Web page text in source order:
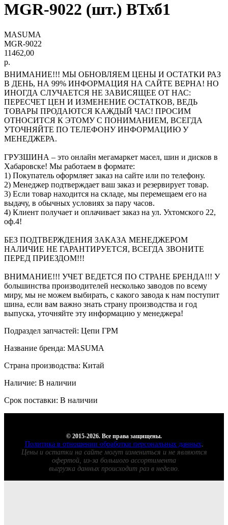
MGR-9022 (шт.) ВТхб1
MASUMA
MGR-9022
11462,00
р.
ВНИМАНИЕ!!! МЫ ОБНОВЛЯЕМ ЦЕНЫ И ОСТАТКИ РАЗ
В ДЕНЬ, НА 99% ИНФОРМАЦИЯ НА САЙТЕ ВЕРНА! НО
ИНОГДА СЛУЧАЕТСЯ НЕ ЗАВИСЯЩЕЕ ОТ НАС:
ПЕРЕСЧЕТ ЦЕН И ИЗМЕНЕНИЕ ОСТАТКОВ, ВЕДЬ
ТОВАРЫ ПРОДАЮТСЯ КАЖДЫЙ ЧАС! ПРОСИМ
ОТНОСИТСЯ К ЭТОМУ С ПОНИМАНИЕМ, ВСЕГДА
УТОЧНЯЙТЕ ПО ТЕЛЕФОНУ ИНФОРМАЦИЮ У
МЕНЕДЖЕРА.
ГРУЗШИНА – это онлайн мегамаркет масел, шин и дисков в
Хабаровске! Мы работаем в формате:
1) Покупатель оформляет заказ на сайте или по телефону.
2) Менеджер подтверждает ваш заказ и резервирует товар.
3) Если товар находится на складе, мы перемещаем его на
выдачу, в обычных условиях за пару часов.
4) Клиент получает и оплачивает заказ на ул. Ухтомского 22,
оф.4!
БЕЗ ПОДТВЕРЖДЕНИЯ ЗАКАЗА МЕНЕДЖЕРОМ
НАЛИЧИЕ НЕ ГАРАНТИРУЕТСЯ, ВСЕГДА ЗВОНИТЕ
ПЕРЕД ПРИЕЗДОМ!!!
ВНИМАНИЕ!!! УЧЕТ ВЕДЕТСЯ ПО СТРАНЕ БРЕНДА!!! У
большинства производителей несколько заводов по всему
миру, мы не можем выбирать, с какого завода к нам поступит
шина, если вам важно знать страну производства и год
выпуска, уточняйте эту информацию у менеджера!
Подраздел запчастей: Цепи ГРМ
Название бренда: MASUMA
Страна производства: Китай
Наличие: В наличии
Срок поставки: В наличии
© 2015-2026. Все права защищены.
Политика в отношении обработки персональных данных.
Цены и остатки на сайте могут измениться и не являются
офертой, из-за большого ассортимента
выгрузка данных происходит раз в неделю.